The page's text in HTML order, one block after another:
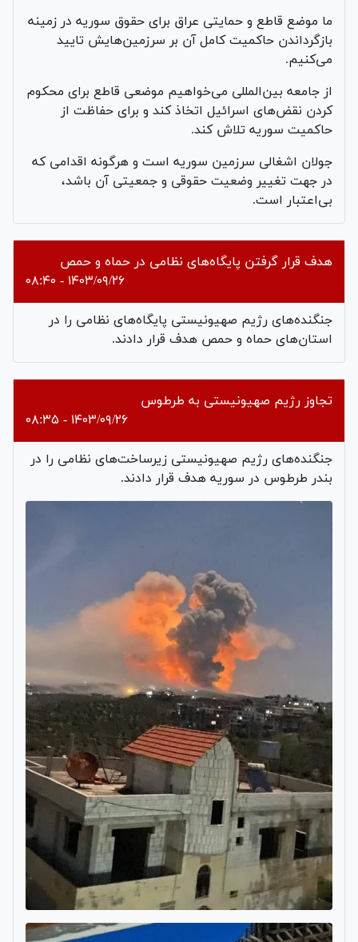
ما موضع قاطع و حمایتی عراق برای حقوق سوریه در زمینه
بازگرداندن حاکمیت کامل آن بر سرزمین‌هایش تایید
می‌کنیم.
از جامعه بین‌المللی می‌خواهیم موضعی قاطع برای محکوم
کردن نقض‌های اسرائیل اتخاذ کند و برای حفاظت از
حاکمیت سوریه تلاش کند.
جولان اشغالی سرزمین سوریه است و هرگونه اقدامی که
در جهت تغییر وضعیت حقوقی و جمعیتی آن باشد،
بی‌اعتبار است.
هدف قرار گرفتن پایگاه‌های نظامی در حماه و حمص
۱۴۰۳/۰۹/۲۶ - ۰۸:۴۰
جنگنده‌های رژیم صهیونیستی پایگاه‌های نظامی را در
استان‌های حماه و حمص هدف قرار دادند.
تجاوز رژیم صهیونیستی به طرطوس
۱۴۰۳/۰۹/۲۶ - ۰۸:۳۵
جنگنده‌های رژیم صهیونیستی زیرساخت‌های نظامی را در
بندر طرطوس در سوریه هدف قرار دادند.